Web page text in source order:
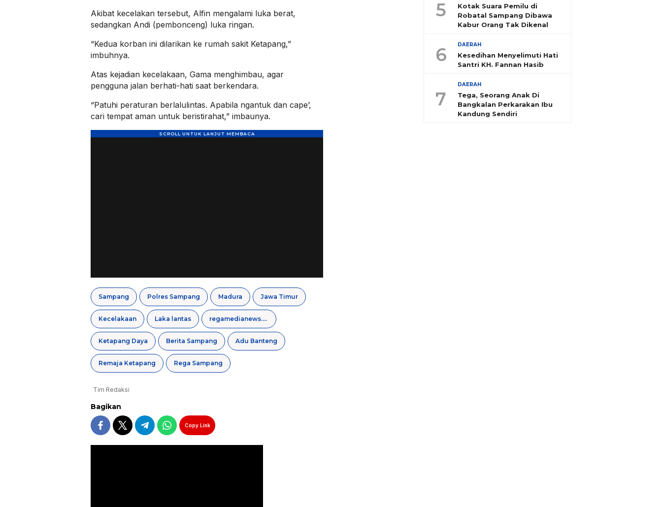
Akibat kecelakan tersebut, Alfin mengalami luka berat,
sedangkan Andi (pembonceng) luka ringan.
“Kedua korban ini dilarikan ke rumah sakit Ketapang,”
imbuhnya.
Atas kejadian kecelakaan, Gama menghimbau, agar
pengguna jalan berhati-hati saat berkendara.
“Patuhi peraturan berlalulintas. Apabila ngantuk dan cape’,
cari tempat aman untuk beristirahat,” imbaunya.
Sampang Polres Sampang Madura Jawa Timur
Kecelakaan Laka lantas regamedianews.com
Ketapang Daya Berita Sampang Adu Banteng
Remaja Ketapang Rega Sampang
Tim Redaksi
Bagikan
Copy Link
5
Kotak Suara Pemilu di
Robatal Sampang Dibawa
Kabur Orang Tak Dikenal
6 DAERAH
Kesedihan Menyelimuti Hati
Santri KH. Fannan Hasib
7
DAERAH
Tega, Seorang Anak Di
Bangkalan Perkarakan Ibu
Kandung Sendiri